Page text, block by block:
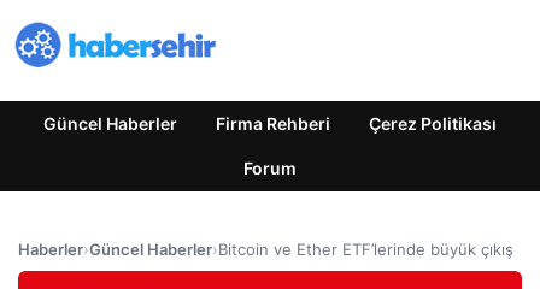
Güncel Haberler Firma Rehberi Çerez Politikası
Forum
Haberler›Güncel Haberler›Bitcoin ve Ether ETF’lerinde büyük çıkış